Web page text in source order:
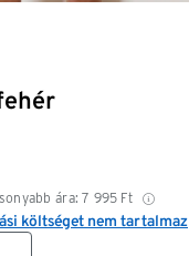
ára: 7 995 Ft
költséget nem tartalmaz